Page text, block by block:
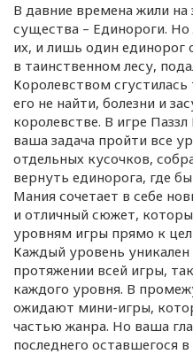
В давние времена жили на
существа – Единороги.
их, и лишь один единорог
в таинственном лесу,
Королевством сгустилась
его не найти, болезни и
королевстве. В игре
ваша задача пройти все
отдельных кусочков,
вернуть единорога, где
Мания сочетает в себе
и отличный сюжет,
уровням игры прямо к
Каждый уровень
протяжении всей игры,
каждого уровня. В
ожидают мини-игры,
частью жанра. Но ваша
последнего оставшегося